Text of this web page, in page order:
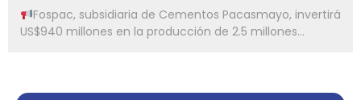
Fospac, subsidiaria de Cementos Pacasmayo, invertirá
US$940 millones en la producción de 2.5 millones...